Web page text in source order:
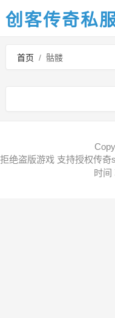
创客传奇私
首页 / 骷髅
拒绝盗版游戏 支持授权传
时间